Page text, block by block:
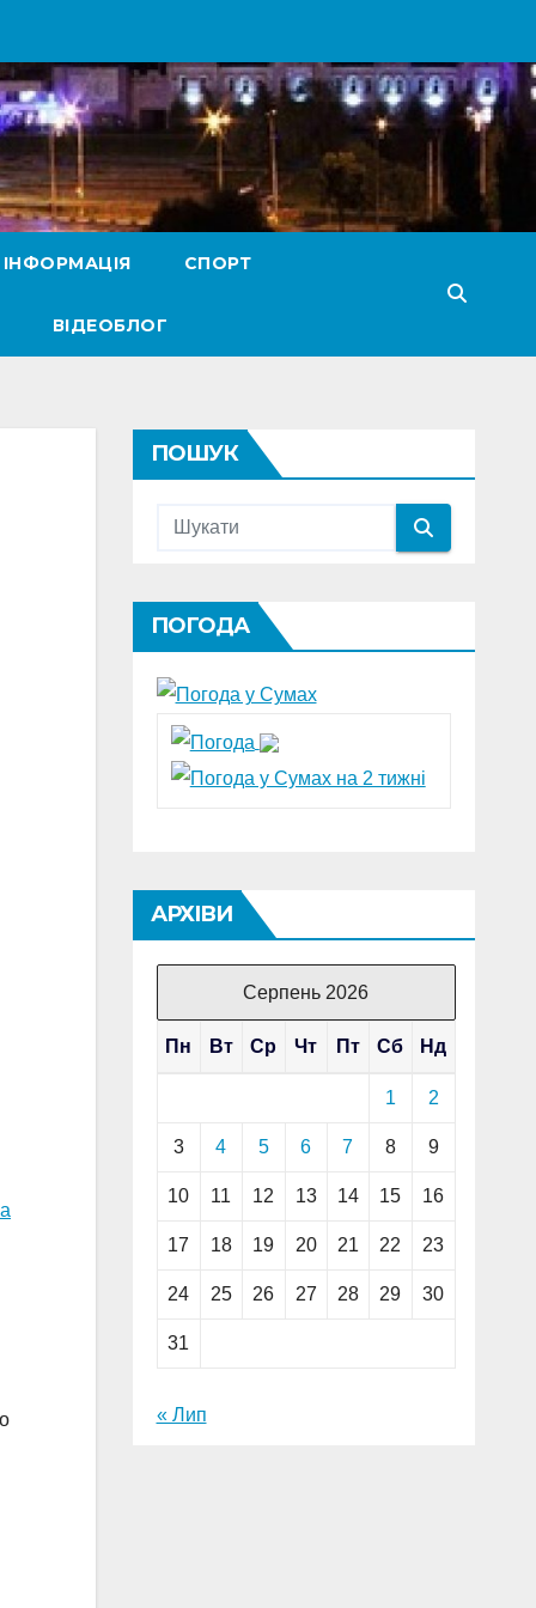
СПОРТ
ВІДЕОБЛОГ
ПОШУК
ПОГОДА
АРХІВИ
Серпень 2026
Пн Вт Ср Чт Пт Сб Нд
1 2
3 4 5 6 7 8 9
10 11 12 13 14 15 16
17 18 19 20 21 22 23
24 25 26 27 28 29 30
31
« Лип